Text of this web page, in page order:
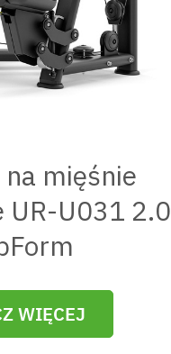
mięśnie
UR-U031 2.0
WIĘCEJ